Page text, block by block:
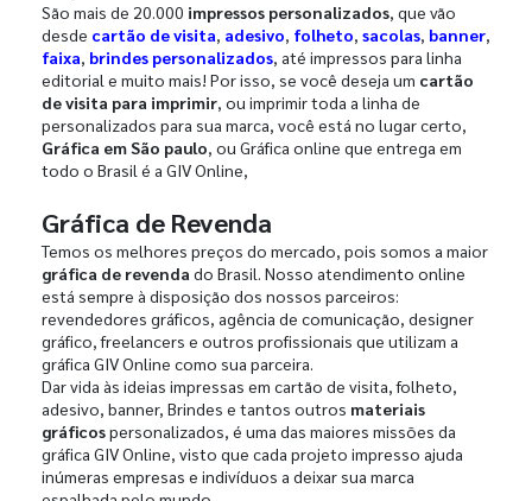
São mais de 20.000 impressos personalizados, que vão
desde cartão de visita, adesivo, folheto, sacolas, banner,
faixa, brindes personalizados, até impressos para linha
editorial e muito mais! Por isso, se você deseja um cartão
de visita para imprimir, ou imprimir toda a linha de
personalizados para sua marca, você está no lugar certo,
Gráfica em São paulo, ou Gráfica online que entrega em
todo o Brasil é a GIV Online,
Gráfica de Revenda
Temos os melhores preços do mercado, pois somos a maior
gráfica de revenda do Brasil. Nosso atendimento online
está sempre à disposição dos nossos parceiros:
revendedores gráficos, agência de comunicação, designer
gráfico, freelancers e outros profissionais que utilizam a
gráfica GIV Online como sua parceira.
Dar vida às ideias impressas em cartão de visita, folheto,
adesivo, banner, Brindes e tantos outros materiais
gráficospersonalizados, é uma das maiores missões da
gráfica GIV Online, visto que cada projeto impresso ajuda
inúmeras empresas e indivíduos a deixar sua marca